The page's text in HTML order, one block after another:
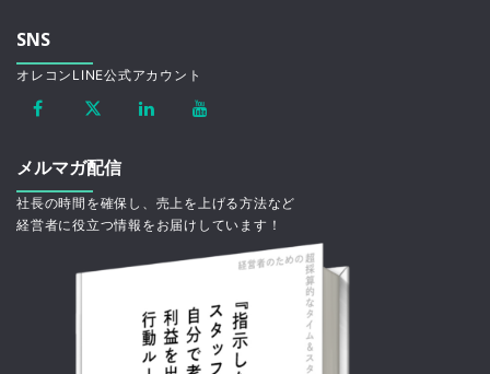
SNS
オレコンLINE公式アカウント
メルマガ配信
社長の時間を確保し、売上を上げる方法など
経営者に役立つ情報をお届けしています！